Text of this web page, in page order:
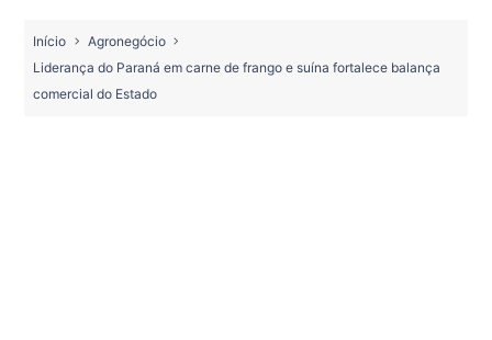
Início
Agronegócio
Liderança do Paraná em carne de frango e suína fortalece balança
comercial do Estado